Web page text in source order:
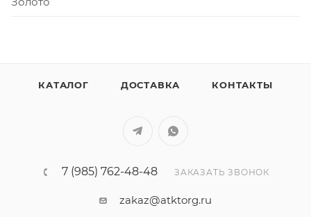
КАТАЛОГ ДОСТАВКА КОНТАКТЫ
7 (985) 762-48-48 ЗАКАЗАТЬ ЗВОНОК
zakaz@atktorg.ru